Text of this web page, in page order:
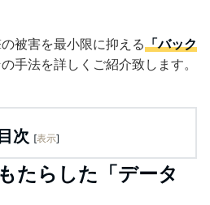
被害を最小限に抑える「バック
手法を詳しくご紹介致します。
目次 [表示]
たらした「データ